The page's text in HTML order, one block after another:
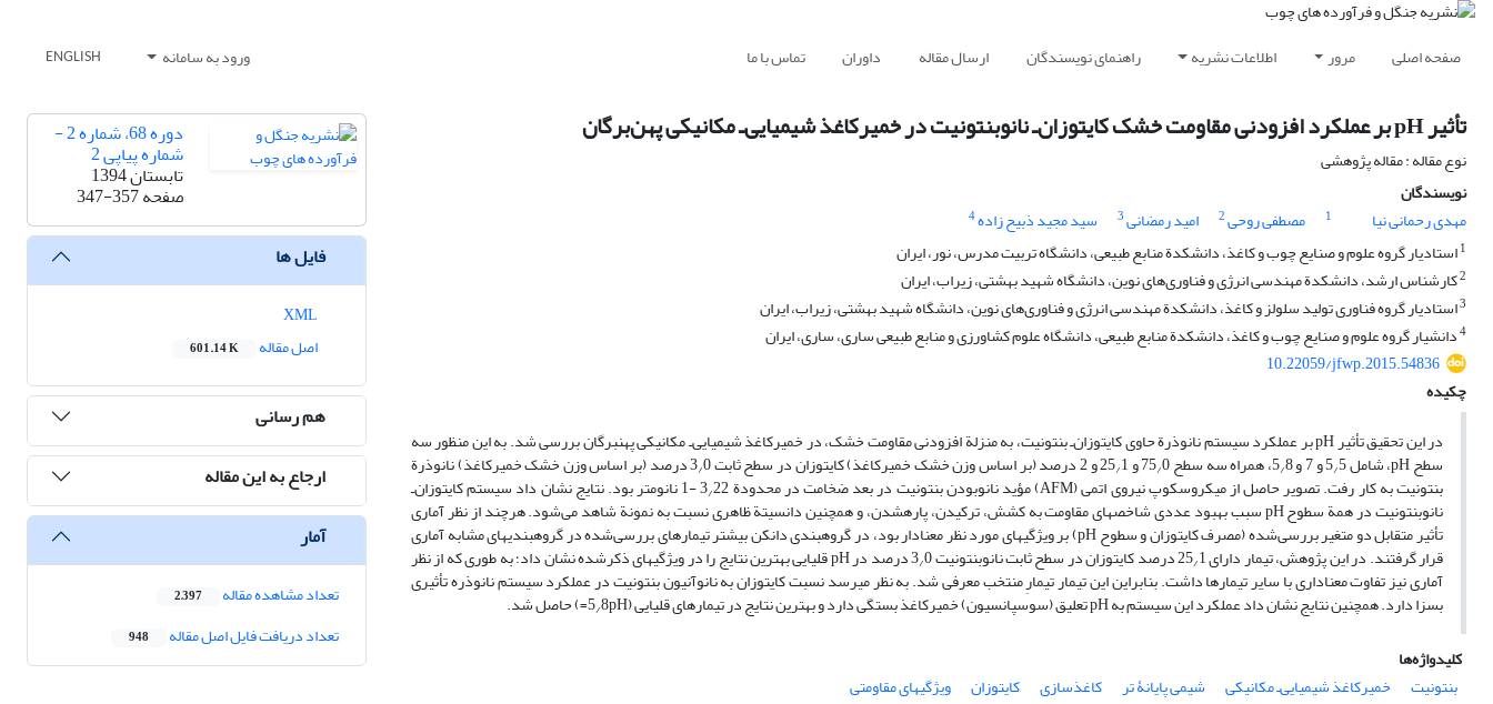
صفحه اصلی مرور اطلاعات نشریه راهنمای نویسندگان ارسال مقاله داوران تماس با ما ورود به سامانه ENGLISH
تأثیر pH بر عملکرد افزودنی مقاومت خشک کایتوزان‌ـ نانوبنتونیت در خمیرکاغذ شیمیایی‌‌ـ مکانیکی پهن‌برگان
نوع مقاله : مقاله پژوهشی
نویسندگان
مهدی رحمانی نیا
1 مصطفی روحی2 امید رمضانی3 سید مجید ذبیح زاده4
1استادیار گروه علوم و صنایع چوب و کاغذ، دانشکدة منابع طبیعی، دانشگاه تربیت مدرس، نور، ایران
2کارشناس ارشد، دانشکدة مهندسی انرژی و فناوری‌های نوین، دانشگاه شهید بهشتی، زیراب، ایران
3استادیار گروه فناوری تولید سلولز و کاغذ، دانشکدة مهندسی انرژی و فناوری‌های نوین، دانشگاه شهید بهشتی، زیراب، ایران
4دانشیار گروه علوم و صنایع چوب و کاغذ، دانشکدة منابع طبیعی، دانشگاه علوم کشاورزی و منابع طبیعی ساری، ساری، ایران
10.22059/jfwp.2015.54836
چکیده
در این تحقیق تأثیر pH بر عملکرد سیستم نانو‏ذرة حاوی کایتوزان‌ـ بنتونیت، به منزلة افزودنی مقاومت خشک، در خمیر‏کاغذ شیمیایی‌ـ مکانیکی پهن‏برگان بررسی شد. به ‏این ‏منظور سه
سطح pH، شامل 5 /5 و 7 و 5 /8، همراه سه سطح 75 /0 و 25 /1 و 2 درصد (بر اساس وزن خشک خمیرکاغذ) کایتوزان در سطح ثابت 3 / 0 درصد (بر اساس وزن خشک خمیرکاغذ) نانوذرة
بنتونیت به کار رفت. تصویر حاصل از میکروسکوپ نیروی اتمی (AFM) مؤید نانوبودن بنتونیت در بعد ضخامت در محدودة 3 / 22 -1 نانومتر بود. نتایج نشان داد سیستم کایتوزان‌ـ
نانوبنتونیت در همة سطوح pH سبب بهبود عددی شاخص‏های مقاومت به کشش، ترکیدن، پاره‏شدن، و همچنین دانسیتة ظاهری نسبت به نمونة شاهد می‌شود. هرچند از نظر آماری
تأثیر متقابل دو متغیر بررسی‌شده (مصرف کایتوزان و سطوح pH) بر ویژگی‏های مورد نظر معنا‏دار بود، در گروه‏بندی دانکن بیشتر تیمارهای بررسی‌شده در گروه‏بندی‏های مشابه آماری
قرار گرفتند. در این پژوهش، تیمار دارای 25 /1 درصد کایتوزان در سطح ثابت نانو‏بنتونیت 3 / 0 درصد در pH قلیایی بهترین نتایج را در ویژگی‏های ذکرشده نشان داد؛ به ‏طوری ‏که از نظر
آماری نیز تفاوت معنا‏داری با سایر تیمارها داشت. بنابراین این تیمار تیمار‌ِ منتخب معرفی شد. به‏ نظر می‏رسد نسبت کایتوزان به نانوآنیون بنتونیت در عملکرد سیستم نانوذره تأثیری
بسزا دارد. همچنین نتایج نشان داد عملکرد این سیستم به pH تعلیق (سوسپانسیون) خمیرکاغذ بستگی دارد و بهترین نتایج در تیمارهای قلیایی (5 /8pH=) حاصل شد.
کلیدواژه‌ها
بنتونیت
خمیرکاغذ شیمیایی‌ـ مکانیکی شیمی پایانۀ تر کاغذسازی کایتوزان ویژگی‏های مقاومتی
دوره 68، شماره 2 -
شماره پیاپی 2
تابستان 1394
صفحه347-357
فایل ها
اصل مقاله
601.14 K
هم رسانی
ارجاع به این مقاله
آمار
تعداد مشاهده مقاله 2,397
تعداد دریافت فایل اصل مقاله 948